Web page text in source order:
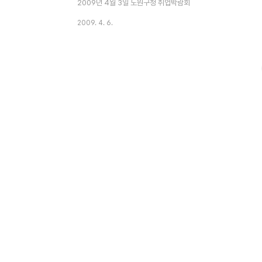
2009년 4월 3일 노원구청 취업박람회
2009. 4. 6.